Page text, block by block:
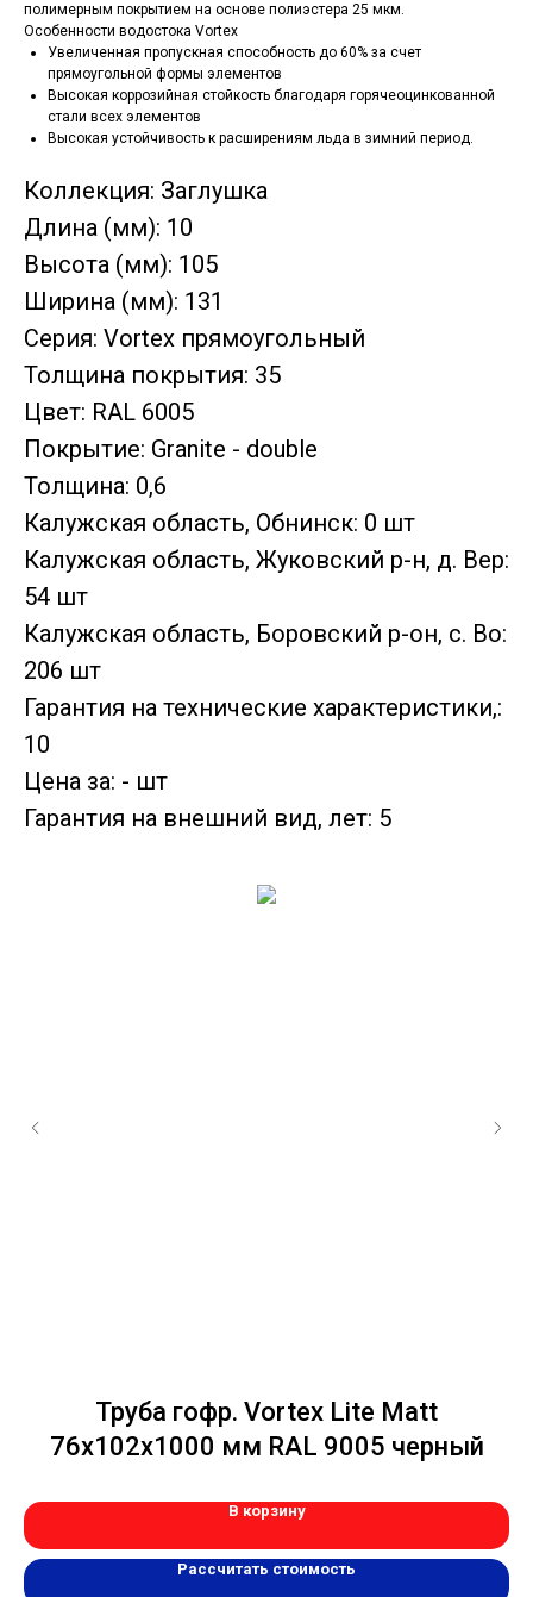
полимерным покрытием на основе полиэстера 25 мкм.
Особенности водостока Vortex
Увеличенная пропускная способность до 60% за счет
прямоугольной формы элементов
Высокая коррозийная стойкость благодаря горячеоцинкованной
стали всех элементов
Высокая устойчивость к расширениям льда в зимний период.
Коллекция: Заглушка
Длина (мм): 10
Высота (мм): 105
Ширина (мм): 131
Серия: Vortex прямоугольный
Толщина покрытия: 35
Цвет: RAL 6005
Покрытие: Granite - double
Толщина: 0,6
Калужская область, Обнинск: 0 шт
Калужская область, Жуковский р-н, д. Вер:
54 шт
Калужская область, Боровский р-он, с. Во:
206 шт
Гарантия на технические характеристики,:
10
Цена за: - шт
Гарантия на внешний вид, лет: 5
Труба гофр. Vortex Lite Matt
76х102х1000 мм RAL 9005 черный
В корзину
Рассчитать стоимость